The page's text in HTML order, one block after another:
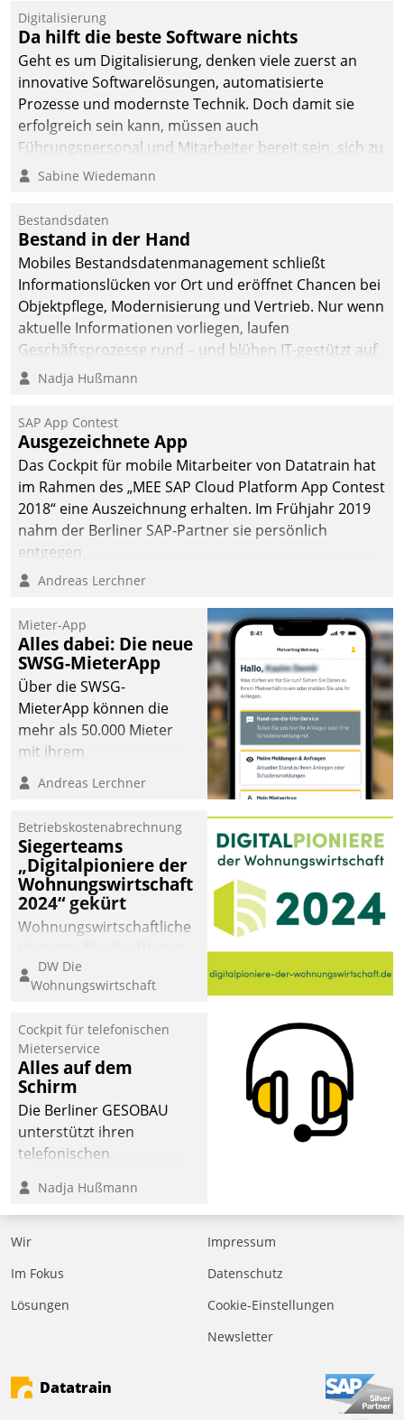
Digitalisierung
Da hilft die beste Software nichts
Geht es um Digitalisierung, denken viele zuerst an
innovative Softwarelösungen, automatisierte
Prozesse und modernste Technik. Doch damit sie
erfolgreich sein kann, müssen auch
Führungspersonal und Mitarbeiter bereit sein, sich zu
verändern und anzupassen, sonst werden sie an ihr
Sabine Wiedemann
Bestandsdaten
Bestand in der Hand
Mobiles Bestandsdatenmanagement schließt
Informationslücken vor Ort und eröffnet Chancen bei
Objektpflege, Modernisierung und Vertrieb. Nur wenn
aktuelle Informationen vorliegen, laufen
Geschäftsprozesse rund – und blühen IT-gestützt auf.
Nadja Hußmann
SAP App Contest
Ausgezeichnete App
Das Cockpit für mobile Mitarbeiter von Datatrain hat
im Rahmen des „MEE SAP Cloud Platform App Contest
2018“ eine Auszeichnung erhalten. Im Frühjahr 2019
nahm der Berliner SAP-Partner sie persönlich
entgegen.
Andreas Lerchner
Mieter-App
Alles dabei: Die neue
SWSG-MieterApp
Über die SWSG-
MieterApp können die
mehr als 50.000 Mieter
mit ihrem
Wohnungsunternehmen
kommunizieren, auf dem
einsehen und ändern
oder
Schadensmeldungen
abgeben – rund um die
Uhr.
Andreas Lerchner
Betriebskostenabrechnung
Siegerteams
„Digitalpioniere der
Wohnungswirtschaft
2024“ gekürt
Wohnungswirtschaftliche
eine digitale Zukunft zu
finden, ist das Ziel des
der
Wohnungswirtschaft“.
Bewerben können sich
dafür ein Team
bestehend aus
Wohnungsunternehmen
und PropTech.
DW Die
Wohnungswirtschaft
Cockpit für telefonischen
Mieterservice
Alles auf dem
Schirm
Die Berliner GESOBAU
unterstützt ihren
telefonischen
digitalen Cockpit, das
situationsbezogen
passende Fragen und
Eine intuitive
Dialogführung ermöglicht
effizienter zu bearbeiten.
Nadja Hußmann
Wir
Im Fokus
Lösungen
Impressum
Datenschutz
Cookie-Einstellungen
Newsletter
Datatrain